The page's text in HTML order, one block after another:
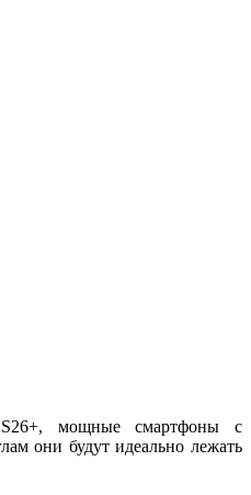
мощные смартфоны с
они будут идеально лежать